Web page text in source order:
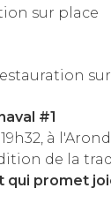
sur place
#1
à
de la
qui promet